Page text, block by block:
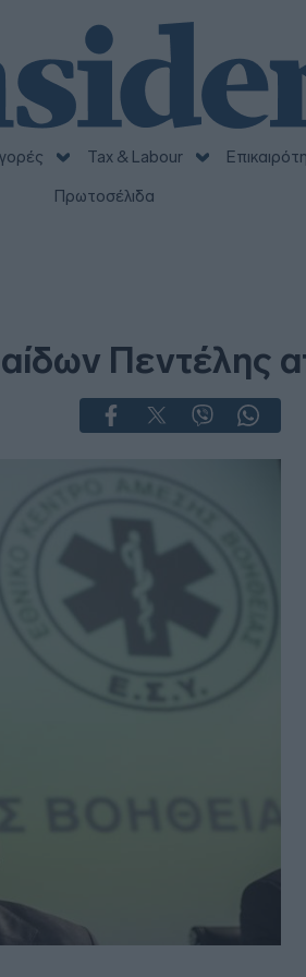
Tax & Labour
Πρωτοσέλιδα
Πεντέλης